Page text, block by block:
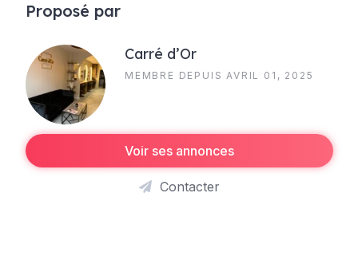
Proposé par
Carré d’Or
MEMBRE DEPUIS AVRIL 01, 2025
Voir ses annonces
Contacter